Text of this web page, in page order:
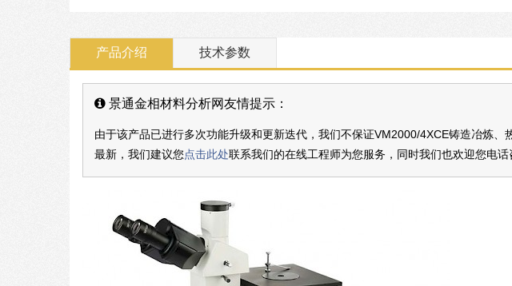
产品介绍 技术参数
景通金相材料分析网友情提示：
由于该产品已进行多次功能升级和更新迭代，我们不保证VM2000/4XCE铸造冶炼
最新，我们建议您点击此处联系我们的在线工程师为您服务，同时我们也欢迎您电话